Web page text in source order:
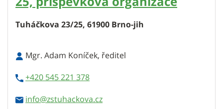
Tuháčkova 23/25, 61900 Brno-jih
Mgr. Adam Koníček, ředitel
+420 545 221 378
info